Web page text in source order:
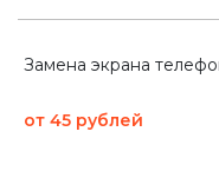
Замена экрана
от 45 рублей